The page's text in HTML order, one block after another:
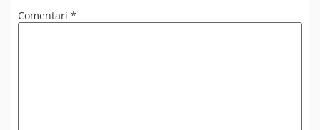
Comentari *